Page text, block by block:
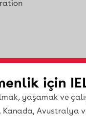
için
yaşamak ve
Kanada, Avustralya